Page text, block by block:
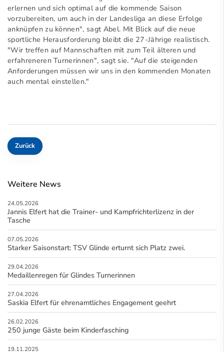
erlernen und sich optimal auf die kommende Saison
vorzubereiten, um auch in der Landesliga an diese Erfolge
anknüpfen zu können", sagt Abel. Mit Blick auf die neue
sportliche Herausforderung bleibt die 27-Jährige realistisch.
"Wir treffen auf Mannschaften mit zum Teil älteren und
erfahreneren Turnerinnen", sagt sie. "Auf die steigenden
Anforderungen müssen wir uns in den kommenden Monaten
auch mental einstellen."
Zurück
Weitere News
24.05.2026
Jannis Elfert hat die Trainer- und Kampfrichterlizenz in der
Tasche
07.05.2026
Starker Saisonstart: TSV Glinde erturnt sich Platz zwei.
29.04.2026
Medaillenregen für Glindes Turnerinnen
27.04.2026
Saskia Elfert für ehrenamtliches Engagement geehrt
26.02.2026
250 junge Gäste beim Kinderfasching
19.11.2025